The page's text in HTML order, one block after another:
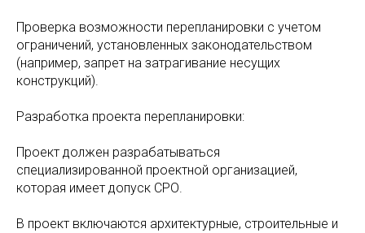
Проверка возможности перепланировки с учетом
ограничений, установленных законодательством
(например, запрет на затрагивание несущих
конструкций).
Разработка проекта перепланировки:
Проект должен разрабатываться
специализированной проектной организацией,
которая имеет допуск СРО.
В проект включаются архитектурные, строительные и